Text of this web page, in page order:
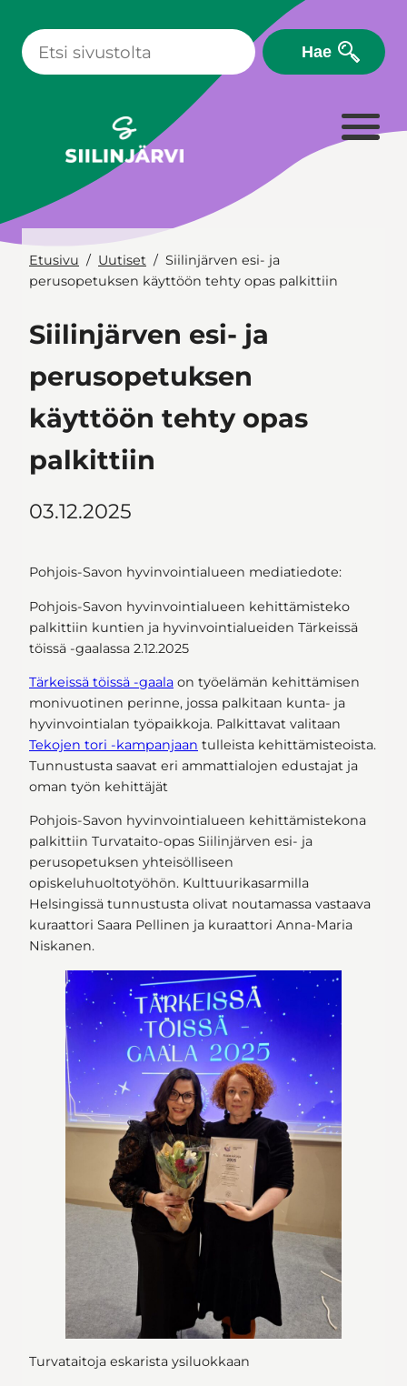
sisältöön
Hae
Etusivu Uutiset
Siilinjärven esi- ja
perusopetuksen käyttöön tehty opas palkittiin
Siilinjärven esi- ja
perusopetuksen
käyttöön tehty opas
palkittiin
03.12.2025
Pohjois-Savon hyvinvointialueen mediatiedote:
Pohjois-Savon hyvinvointialueen kehittämisteko
palkittiin kuntien ja hyvinvointialueiden Tärkeissä
töissä -gaalassa 2.12.2025
Tärkeissä töissä -gaala on työelämän kehittämisen
monivuotinen perinne, jossa palkitaan kunta- ja
hyvinvointialan työpaikkoja. Palkittavat valitaan
Tekojen tori -kampanjaan tulleista kehittämisteoista.
Tunnustusta saavat eri ammattialojen edustajat ja
oman työn kehittäjät
Pohjois-Savon hyvinvointialueen kehittämistekona
palkittiin Turvataito-opas Siilinjärven esi- ja
perusopetuksen yhteisölliseen
opiskeluhuoltotyöhön. Kulttuurikasarmilla
Helsingissä tunnustusta olivat noutamassa vastaava
kuraattori Saara Pellinen ja kuraattori Anna-Maria
Niskanen.
Turvataitoja eskarista ysiluokkaan